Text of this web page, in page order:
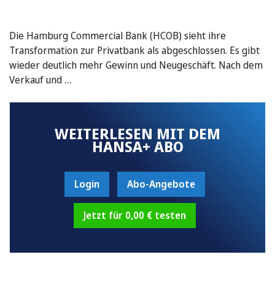
Die Hamburg Commercial Bank (HCOB) sieht ihre
Transformation zur Privatbank als abgeschlossen. Es gibt
wieder deutlich mehr Gewinn und Neugeschäft. Nach dem
Verkauf und …
WEITERLESEN MIT DEM
HANSA+ ABO
Login Abo-Angebote
Jetzt für 0,00 € testen